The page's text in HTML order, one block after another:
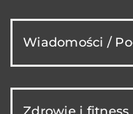
Wiadomości /
Zdrowie i fitness